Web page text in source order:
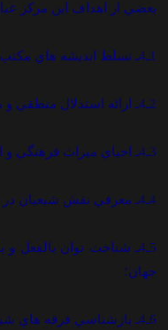
بعضي از اهداف اين مرکز
1ـ4ـ تسلط انديشه هاي مکتب اهل بيت(ع)؛
2ـ4ـ ارائه استدلال منطقي و معقول پيرامون عقايد و آموزه هاي شيعي و دفع از آنها؛
3ـ4ـ احياي ميراث فرهنگي و انديشه هاي معقول دانشمندان و نخبگان شيعي؛
4ـ4ـ معرفي نقش شيعيان در توسعه تمدن اسلامي؛
5ـ4ـ شناخت توان بالفعل
جهان؛
6ـ4ـ بازشناسي فرقه هاي شيعي و نقاط اشتراک و افتراق آنها با شيعه اثني عشري؛